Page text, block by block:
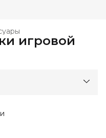
игровой